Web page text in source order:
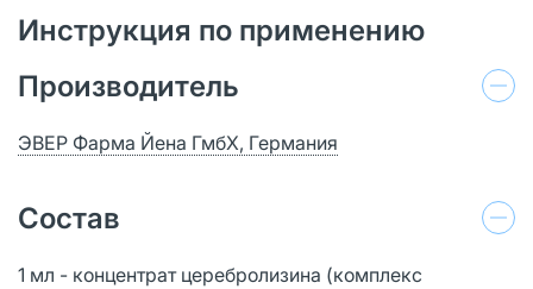
Инструкция по применению
Производитель
ЭВЕР Фарма Йена ГмбХ, Германия
Состав
1 мл - концентрат церебролизина (комплекс